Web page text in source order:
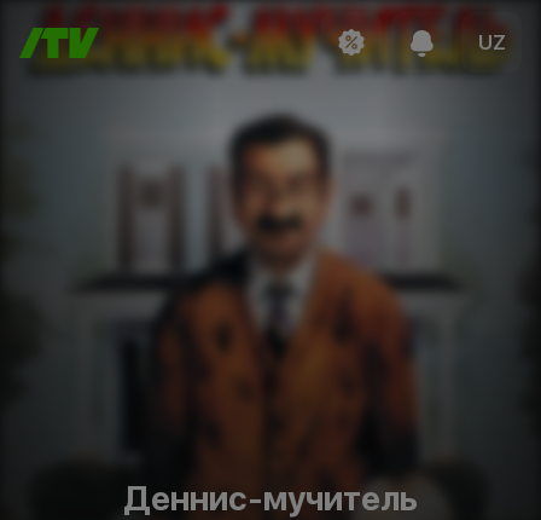
UZ
Деннис-мучитель